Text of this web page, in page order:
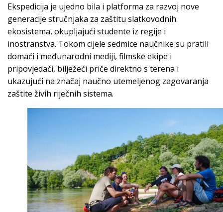
Ekspedicija je ujedno bila i platforma za razvoj nove
generacije stručnjaka za zaštitu slatkovodnih
ekosistema, okupljajući studente iz regije i
inostranstva. Tokom cijele sedmice naučnike su pratili
domaći i međunarodni mediji, filmske ekipe i
pripovjedači, bilježeći priče direktno s terena i
ukazujući na značaj naučno utemeljenog zagovaranja
zaštite živih riječnih sistema.